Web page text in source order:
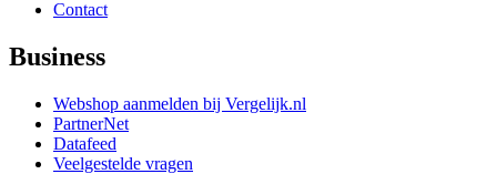
Contact
Business
Webshop aanmelden bij Vergelijk.nl
PartnerNet
Datafeed
Veelgestelde vragen